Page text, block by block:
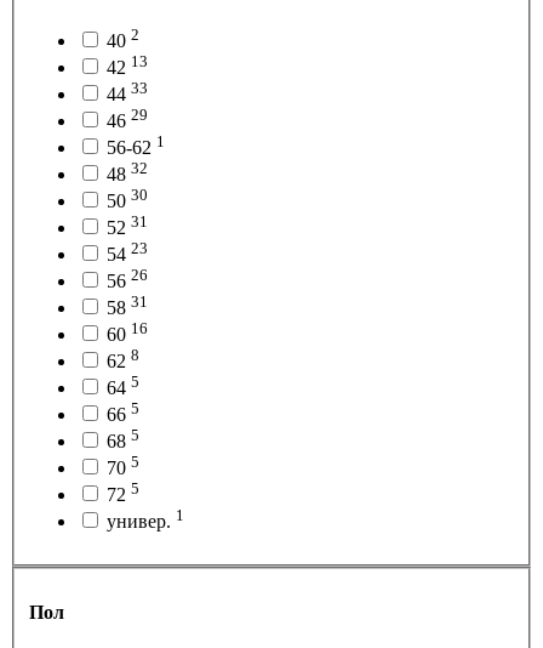
40 2
42 13
44 33
46 29
56-62 1
48 32
50 30
52 31
54 23
56 26
58 31
60 16
62 8
64 5
66 5
68 5
70 5
72 5
универ. 1
Пол